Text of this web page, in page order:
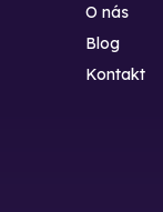
O nás
Blog
Kontakt